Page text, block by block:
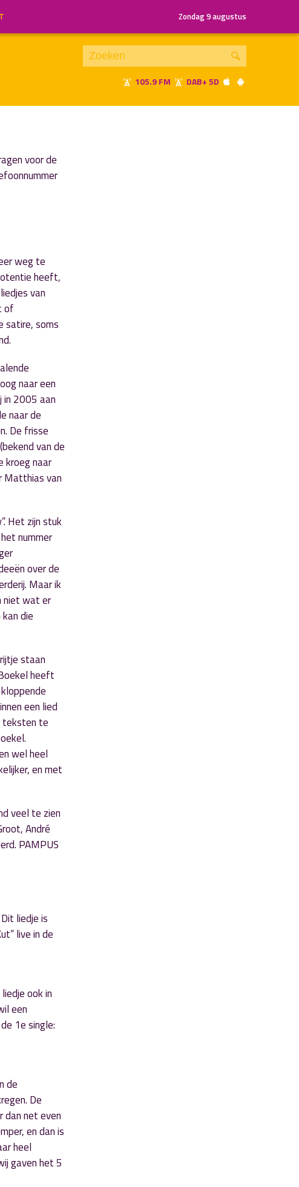
Zondag 9 augustus
105.9 FM DAB+ 5D
voor de
weg te
heeft,
van
of
satire, soms
naar een
in 2005 aan
naar de
De frisse
van de
kroeg naar
Matthias van
Het zijn stuk
nummer
over de
Maar ik
niet wat er
die
staan
heeft
een lied
teksten te
wel heel
en met
veel te zien
André
PAMPUS
liedje is
live in de
ook in
een
1e single:
de
De
dan net even
en dan is
heel
gaven het 5